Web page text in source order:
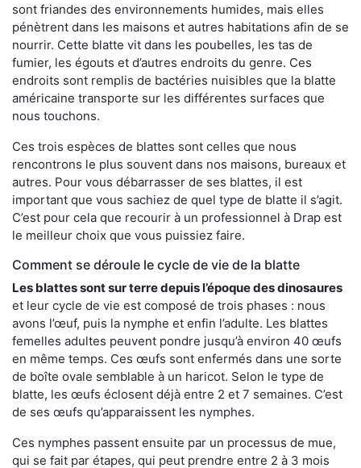
sont friandes des environnements humides, mais elles
pénètrent dans les maisons et autres habitations afin de se
nourrir. Cette blatte vit dans les poubelles, les tas de
fumier, les égouts et d’autres endroits du genre. Ces
endroits sont remplis de bactéries nuisibles que la blatte
américaine transporte sur les différentes surfaces que
nous touchons.
Ces trois espèces de blattes sont celles que nous
rencontrons le plus souvent dans nos maisons, bureaux et
autres. Pour vous débarrasser de ses blattes, il est
important que vous sachiez de quel type de blatte il s’agit.
C’est pour cela que recourir à un professionnel à Drap est
le meilleur choix que vous puissiez faire.
Comment se déroule le cycle de vie de la blatte
Les blattes sont sur terre depuis l’époque des dinosaures
et leur cycle de vie est composé de trois phases : nous
avons l’œuf, puis la nymphe et enfin l’adulte. Les blattes
femelles adultes peuvent pondre jusqu’à environ 40 œufs
en même temps. Ces œufs sont enfermés dans une sorte
de boîte ovale semblable à un haricot. Selon le type de
blatte, les œufs éclosent déjà entre 2 et 7 semaines. C’est
de ses œufs qu’apparaissent les nymphes.
Ces nymphes passent ensuite par un processus de mue,
qui se fait par étapes, qui peut prendre entre 2 à 3 mois